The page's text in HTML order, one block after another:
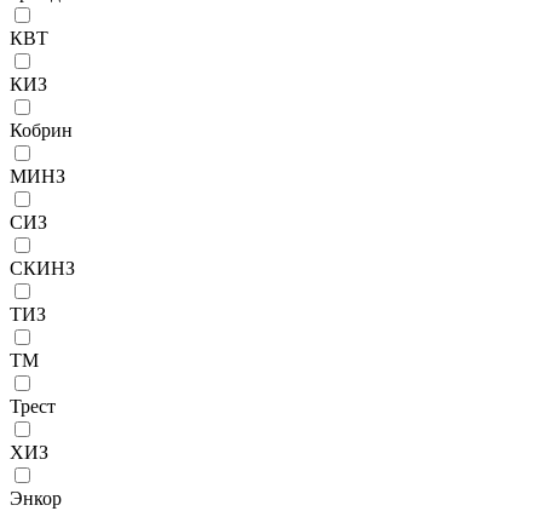
КВТ
КИЗ
Кобрин
МИНЗ
СИЗ
СКИНЗ
ТИЗ
ТМ
Трест
ХИЗ
Энкор